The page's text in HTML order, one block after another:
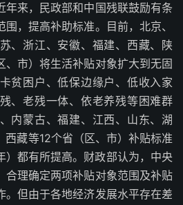
年来，民政部和中国残联鼓励有条
，提高补助标准。目前，北京、
、浙江、安徽、福建、西藏、陕
、市）将生活补贴对象扩大到无固
贫困户、低保边缘户、低收入家
、老残一体、依老养残等困难群
内蒙古、福建、江西、山东、湖
西藏等12个省（区、市）补贴标准
都有所提高。财政部认为，中央
合理确定两项补贴对象范围及补贴
。但由于各地经济发展水平存在差